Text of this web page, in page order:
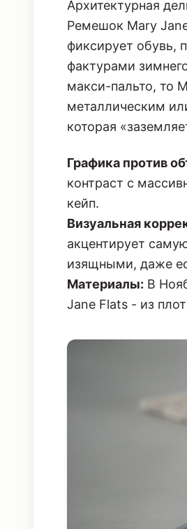
фиксирует обувь,
фактурами
макси-пальто, то
металлическим
которая
Графика против
кейп.
Визуальная
акцентирует
изящными, даже
Материалы: В
Jane Flats - из